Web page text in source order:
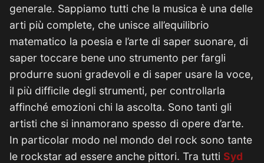
generale. Sappiamo tutti che la musica è una delle
arti più complete, che unisce all’equilibrio
matematico la poesia e l’arte di saper suonare, di
saper toccare bene uno strumento per fargli
produrre suoni gradevoli e di saper usare la voce,
il più difficile degli strumenti, per controllarla
affinché emozioni chi la ascolta. Sono tanti gli
artisti che si innamorano spesso di opere d’arte.
In particolar modo nel mondo del rock sono tante
le rockstar ad essere anche pittori. Tra tutti Syd